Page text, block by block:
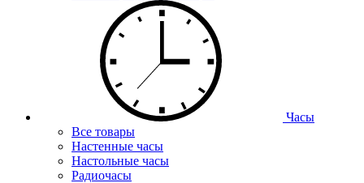
Часы
Все товары
Настенные часы
Настольные часы
Радиочасы